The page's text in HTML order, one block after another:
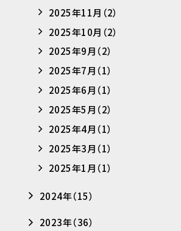
2025年11月（2）
2025年10月（2）
2025年9月（2）
2025年7月（1）
2025年6月（1）
2025年5月（2）
2025年4月（1）
2025年3月（1）
2025年1月（1）
2024年（15）
2023年（36）